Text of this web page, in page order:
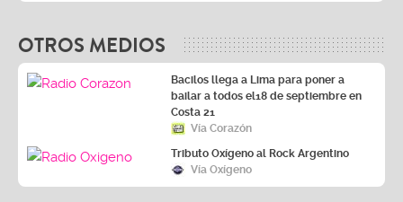
OTROS MEDIOS
Bacilos llega a Lima para poner a
bailar a todos el18 de septiembre en
Costa 21
Vía Corazón
Tributo Oxígeno al Rock Argentino
Vía Oxígeno